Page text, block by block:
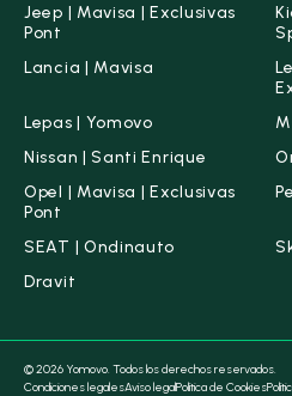
Jeep | Mavisa | Exclusivas
Pont
Lancia | Mavisa
Lepas | Yomovo
Nissan | Santi Enrique
Opel | Mavisa | Exclusivas
Pont
SEAT | Ondinauto
Dravit
Condiciones legalesAviso legalPolítica de Cookies
© 2026 Yomovo. Todos los derechos reservados.